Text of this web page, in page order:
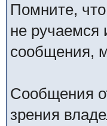
Помните,
не ручаемся
сообщения,
Сообщения
зрения